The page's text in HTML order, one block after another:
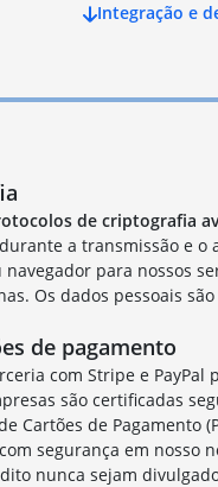
Integração e
de criptografia
a transmissão e o
navegador para nossos
Os dados pessoais
de pagamento
com Stripe e
são certificadas
Cartões de Pagamento
segurança em nosso
nunca sejam